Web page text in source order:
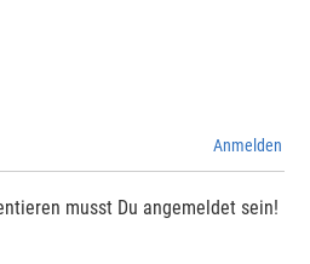
Anmelden
musst Du angemeldet sein!